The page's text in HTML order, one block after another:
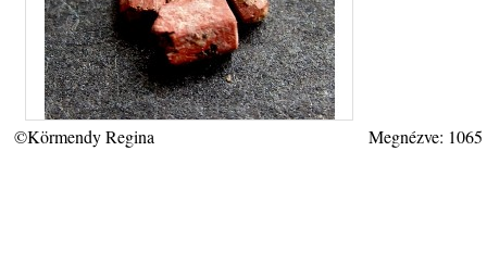
©Körmendy Regina Megnézve: